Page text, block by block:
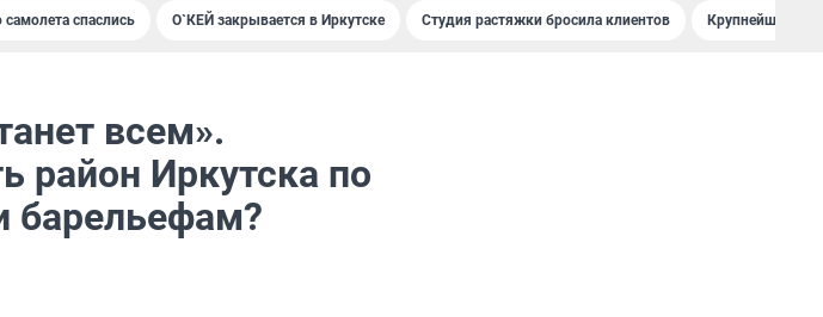
спаслись О`КЕЙ закрывается в Иркутске Студия растяжки бросила клиентов Крупнейшие
всем».
район Иркутска по
барельефам?